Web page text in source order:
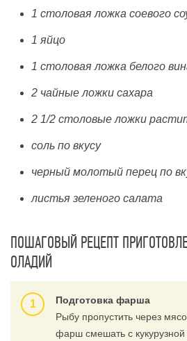
1 столовая ложка соевого
1 яйцо
1 столовая ложка белого
2 чайные ложки сахара
2 1/2 столовые ложки
соль по вкусу
черный молотый перец по
листья зеленого салата
ПОШАГОВЫЙ РЕЦЕПТ
ОЛАДИЙ
Подготовка фарша
Рыбу пропустить через
фарш смешать с